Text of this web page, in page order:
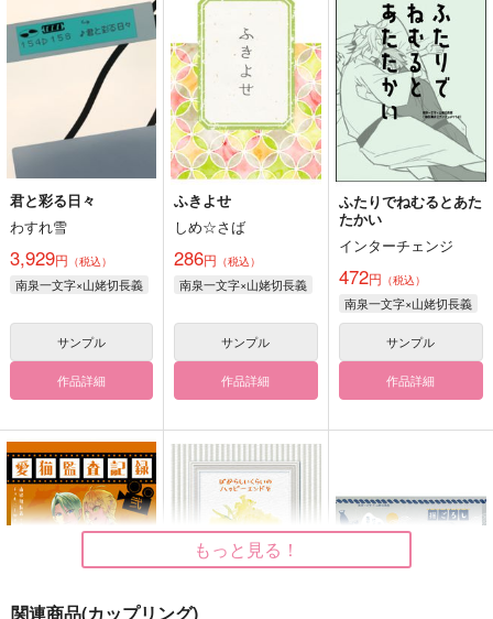
君と彩る日々
わすれ雪
3,929円 （税込）
南泉一文字×山姥切長義
サンプル
作品詳細
ふきよせ
しめ☆さば
286円 （税込）
南泉一文字×山姥切長義
サンプル
作品詳細
ふたりでねむるとあた
たかい
インターチェンジ
472円 （税込）
南泉一文字×山姥切長義
サンプル
作品詳細
もっと見る！
関連商品(カップリング)